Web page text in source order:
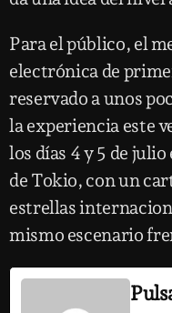
Para el público, el
electrónica de
reservado a unos
la experiencia este
los días 4 y 5 de
de Tokio, con un
estrellas
mismo escenario